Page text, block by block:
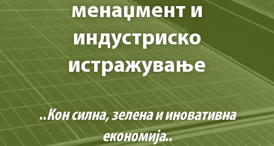
менаџмент и
индустриско
истражување
..Кон силна, зелена и иновативна
економија..